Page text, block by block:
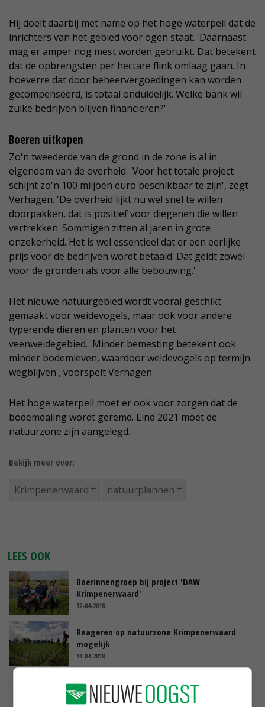
Hij doelt daarbij met name op het hoge waterpeil dat de
inrichters van het gebied voor ogen staat. 'Daarnaast
mag er amper nog mest worden gebruikt. Dat betekent
dat de opbrengsten per hectare flink omlaag gaan. In
hoeverre dat door beheervergoedingen kan worden
gecompenseerd, is totaal onduidelijk. Welke bank wil
zulke bedrijven blijven financieren?'
Boeren uitkopen
Zo'n tweederde van de grond in de zone is al in
eigendom van de overheid. 'Voor het totale project
schijnt zo'n 100 miljoen euro beschikbaar te zijn', zegt
Verhagen. 'De overheid lijkt nu wel snel te willen
doorpakken, dat is positief voor diegenen die willen
vertrekken. Sommigen zitten al jaren in grote
onzekerheid. Het is wel essentieel dat er een eerlijke
prijs voor de bedrijven wordt betaald. Dat geldt zowel
voor de gronden als voor alle bebouwing.'
Het nieuwe natuurgebied wordt vooral geschikt
gemaakt voor weidevogels, maar ook voor andere
typerende dieren en planten voor het
veenweidegebied. 'Minder bemesting betekent ook
minder bodemleven, waardoor weidevogels op termijn
wegblijven', voorspelt Verhagen.
Het hoge waterpeil moet er ook voor zorgen dat de
bodemdaling wordt geremd. Eind 2021 moet de
natuurzone zijn aangelegd.
Bekijk meer over:
Krimpenerwaard natuurplannen
LEES OOK
Boerinnengroep bij project 'DAW
Krimpenerwaard'
12-04-2018
Reageren op natuurzone Krimpenerwaard
mogelijk
11-04-2018
Boeren Krimpenerwaard werken aan
waterkwaliteit